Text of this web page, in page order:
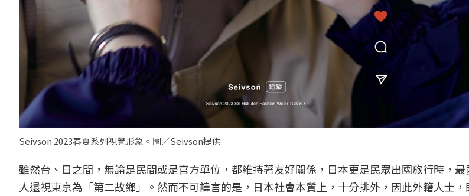
Seivson 2023春夏系列視覺形象。圖／Seivson提供
雖然台、日之間，無論是民間或是官方單位，都維持著友好關係，日本更是民眾出國旅行時，
人還視東京為「第二故鄉」。然而不可諱言的是，日本社會本質上，十分排外，因此外籍人士